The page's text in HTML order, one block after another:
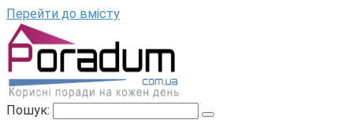
Перейти до вмісту
Пошук: